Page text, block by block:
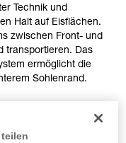
Technik und
Halt auf Eisflächen.
zwischen Front- und
transportieren. Das
ermöglicht die
Sohlenrand.